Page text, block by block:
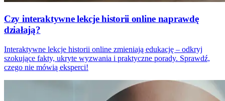
Czy interaktywne lekcje historii online naprawdę
działają?
Interaktywne lekcje historii online zmieniają edukację – odkryj
szokujące fakty, ukryte wyzwania i praktyczne porady. Sprawdź,
czego nie mówią eksperci!